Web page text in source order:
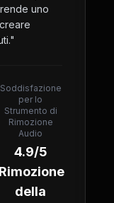
uno
"
Soddisfazione
per lo
Strumento di
Rimozione
Audio
4.9/5
Rimozione
della